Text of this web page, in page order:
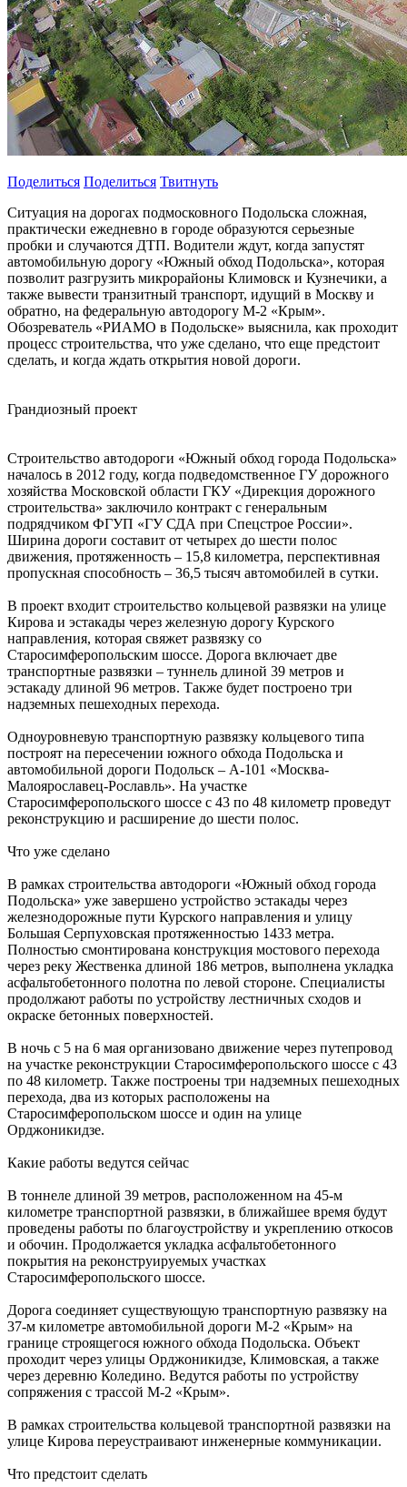
Поделиться Поделиться Твитнуть
Ситуация на дорогах подмосковного Подольска сложная,
практически ежедневно в городе образуются серьезные
пробки и случаются ДТП. Водители ждут, когда запустят
автомобильную дорогу «Южный обход Подольска», которая
позволит разгрузить микрорайоны Климовск и Кузнечики, а
также вывести транзитный транспорт, идущий в Москву и
обратно, на федеральную автодорогу М-2 «Крым».
Обозреватель «РИАМО в Подольске» выяснила, как проходит
процесс строительства, что уже сделано, что еще предстоит
сделать, и когда ждать открытия новой дороги.
Грандиозный проект
Строительство автодороги «Южный обход города Подольска»
началось в 2012 году, когда подведомственное ГУ дорожного
хозяйства Московской области ГКУ «Дирекция дорожного
строительства» заключило контракт с генеральным
подрядчиком ФГУП «ГУ СДА при Спецстрое России».
Ширина дороги составит от четырех до шести полос
движения, протяженность – 15,8 километра, перспективная
пропускная способность – 36,5 тысяч автомобилей в сутки.
В проект входит строительство кольцевой развязки на улице
Кирова и эстакады через железную дорогу Курского
направления, которая свяжет развязку со
Старосимферопольским шоссе. Дорога включает две
транспортные развязки – туннель длиной 39 метров и
эстакаду длиной 96 метров. Также будет построено три
надземных пешеходных перехода.
Одноуровневую транспортную развязку кольцевого типа
построят на пересечении южного обхода Подольска и
автомобильной дороги Подольск – А-101 «Москва-
Малоярославец-Рославль». На участке
Старосимферопольского шоссе с 43 по 48 километр проведут
реконструкцию и расширение до шести полос.
Что уже сделано
В рамках строительства автодороги «Южный обход города
Подольска» уже завершено устройство эстакады через
железнодорожные пути Курского направления и улицу
Большая Серпуховская протяженностью 1433 метра.
Полностью смонтирована конструкция мостового перехода
через реку Жественка длиной 186 метров, выполнена укладка
асфальтобетонного полотна по левой стороне. Специалисты
продолжают работы по устройству лестничных сходов и
окраске бетонных поверхностей.
В ночь с 5 на 6 мая организовано движение через путепровод
на участке реконструкции Старосимферопольского шоссе с 43
по 48 километр. Также построены три надземных пешеходных
перехода, два из которых расположены на
Старосимферопольском шоссе и один на улице
Орджоникидзе.
Какие работы ведутся сейчас
В тоннеле длиной 39 метров, расположенном на 45-м
километре транспортной развязки, в ближайшее время будут
проведены работы по благоустройству и укреплению откосов
и обочин. Продолжается укладка асфальтобетонного
покрытия на реконструируемых участках
Старосимферопольского шоссе.
Дорога соединяет существующую транспортную развязку на
37-м километре автомобильной дороги М-2 «Крым» на
границе строящегося южного обхода Подольска. Объект
проходит через улицы Орджоникидзе, Климовская, а также
через деревню Коледино. Ведутся работы по устройству
сопряжения с трассой М-2 «Крым».
В рамках строительства кольцевой транспортной развязки на
улице Кирова переустраивают инженерные коммуникации.
Что предстоит сделать